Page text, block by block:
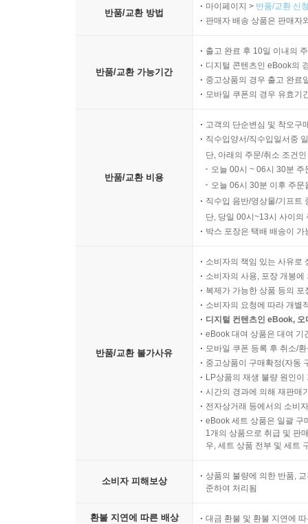
반품/교환 방법
마이페이지 > 반품/교환 신
판매자 배송 상품은 판매자
반품/교환 가능기간
출고 완료 후 10일 이내의
디지털 콘텐츠인 eBook의
중고상품의 경우 출고 완료
모바일 쿠폰의 경우 유효기
반품/교환 비용
고객의 단순변심 및 착오구
직수입양서/직수입일서중
단, 아래의 주문/취소 조건
오늘 00시 ~ 06시 30분
오늘 06시 30분 이후 주
직수입 음반/영상물/기프트
단, 당일 00시~13시 사이의
박스 포장은 택배 배송이
반품/교환 불가사유
소비자의 책임 있는 사유로
소비자의 사용, 포장 개봉
복제가 가능한 상품 등의
소비자의 요청에 따라 개별
디지털 컨텐츠인 eBook,
eBook 대여 상품은 대여 기
모바일 쿠폰 등록 후 취소/
중고상품이 구매확정(자동
LP상품의 재생 불량 원인
시간의 경과에 의해 재판매
전자상거래 등에서의 소비
eBook 세트 상품은 일괄 구
1개의 상품으로 취급 및 판
우, 세트 상품 전부 및 세트
소비자 피해보상
상품의 불량에 의한 반품,
준하여 처리됨
환불 지연에 따른 배상 대금 환불 및 환불 지연에